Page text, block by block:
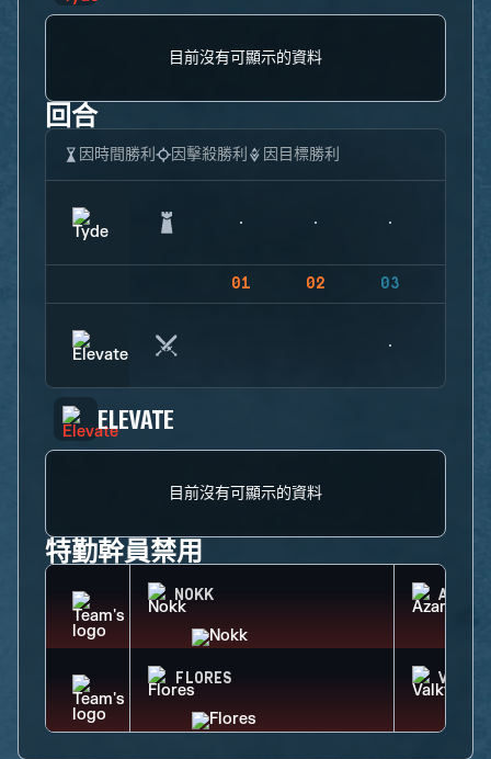
目前沒有可顯示的資料
回合
因時間勝利 因擊殺勝利 因目標勝利
01 02 03
ELEVATE
目前沒有可顯示的資料
特勤幹員禁用
NOKK AZAMI
FLORES